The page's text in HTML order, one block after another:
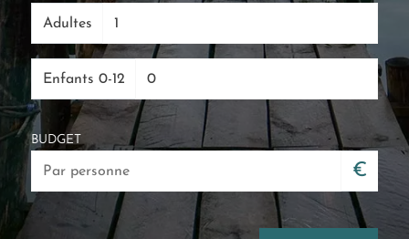
Adultes
Enfants 0-12
BUDGET
€